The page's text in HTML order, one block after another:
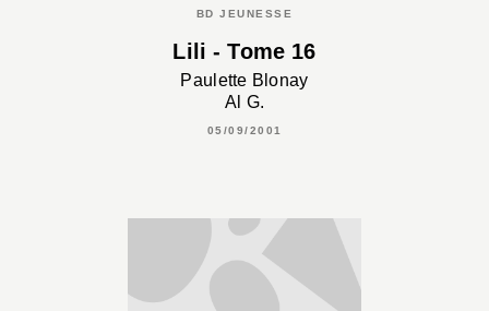
BD JEUNESSE
Lili - Tome 16
Paulette Blonay
Al G.
05/09/2001